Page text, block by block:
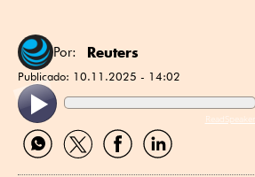
Por: Reuters
Publicado: 10.11.2025 - 14:02
ReadSpeaker
Compartir
por
Compartir
por
Compartir
por
Compartir
por